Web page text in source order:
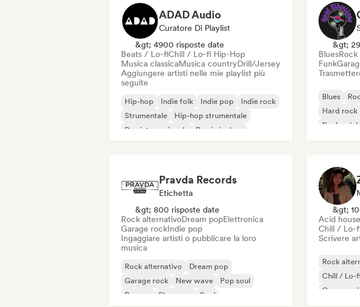
ADAD Audio
Curatore Di Playlist
&gt; 4900 risposte date
Beats / Lo-fiChill / Lo-fi Hip-Hop
Musica classicaMusica countryDrill/Jersey
Aggiungere artisti nelle mie playlist più
seguite
Hip-hop Indie folk Indie pop
Indie rock
Strumentale
Hip-hop strumentale
Rap internazionale
Rap in inglese
&gt;
Blues
Funk
Blues
Hard rock
Rock
Pravda Records
Etichetta
&gt; 800 risposte date
Rock alternativoDream popElettronica
Garage rockIndie pop
Ingaggiare artisti o pubblicare la loro
musica
Rock alternativo
Dream pop
Garage rock
New wave
Pop soul
Reggae
Shoegaze Soul
&gt;
Acid house
Chill / Lo-
Scrivere
Rock
Chill / Lo-